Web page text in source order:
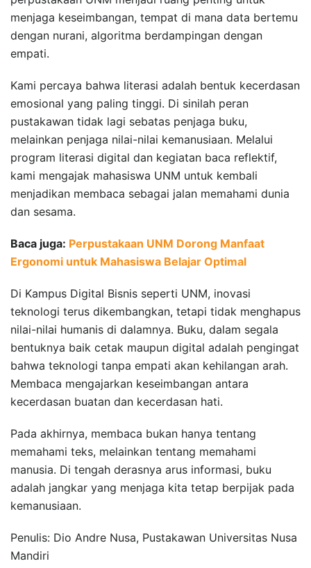
menjaga keseimbangan, tempat di mana data bertemu
dengan nurani, algoritma berdampingan dengan
empati.
Kami percaya bahwa literasi adalah bentuk kecerdasan
emosional yang paling tinggi. Di sinilah peran
pustakawan tidak lagi sebatas penjaga buku,
melainkan penjaga nilai-nilai kemanusiaan. Melalui
program literasi digital dan kegiatan baca reflektif,
kami mengajak mahasiswa UNM untuk kembali
menjadikan membaca sebagai jalan memahami dunia
dan sesama.
Baca juga: Perpustakaan UNM Dorong Manfaat
Ergonomi untuk Mahasiswa Belajar Optimal
Di Kampus Digital Bisnis seperti UNM, inovasi
teknologi terus dikembangkan, tetapi tidak menghapus
nilai-nilai humanis di dalamnya. Buku, dalam segala
bentuknya baik cetak maupun digital adalah pengingat
bahwa teknologi tanpa empati akan kehilangan arah.
Membaca mengajarkan keseimbangan antara
kecerdasan buatan dan kecerdasan hati.
Pada akhirnya, membaca bukan hanya tentang
memahami teks, melainkan tentang memahami
manusia. Di tengah derasnya arus informasi, buku
adalah jangkar yang menjaga kita tetap berpijak pada
kemanusiaan.
Penulis: Dio Andre Nusa, Pustakawan Universitas Nusa
Mandiri